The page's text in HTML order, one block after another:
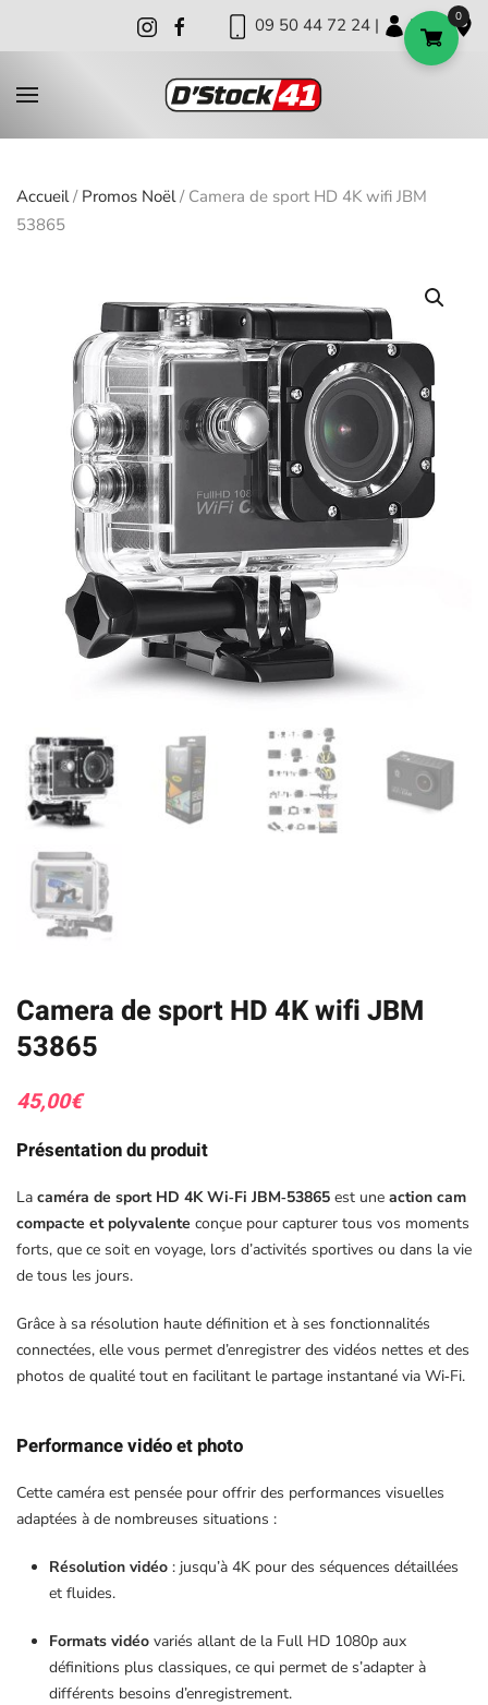
09 50 44 72 24 | | |
Accueil/ Promos Noël/ Camera de sport HD 4K wifi JBM
53865
Camera de sport HD 4K wifi JBM
53865
45,00€
Présentation du produit
La caméra de sport HD 4K Wi‑Fi JBM‑53865 est une action cam
compacte et polyvalente conçue pour capturer tous vos moments
forts, que ce soit en voyage, lors d’activités sportives ou dans la vie
de tous les jours.
Grâce à sa résolution haute définition et à ses fonctionnalités
connectées, elle vous permet d’enregistrer des vidéos nettes et des
photos de qualité tout en facilitant le partage instantané via Wi‑Fi.
Performance vidéo et photo
Cette caméra est pensée pour offrir des performances visuelles
adaptées à de nombreuses situations :
Résolution vidéo : jusqu’à 4K pour des séquences détaillées
et fluides.
Formats vidéo variés allant de la Full HD 1080p aux
définitions plus classiques, ce qui permet de s’adapter à
différents besoins d’enregistrement.
0